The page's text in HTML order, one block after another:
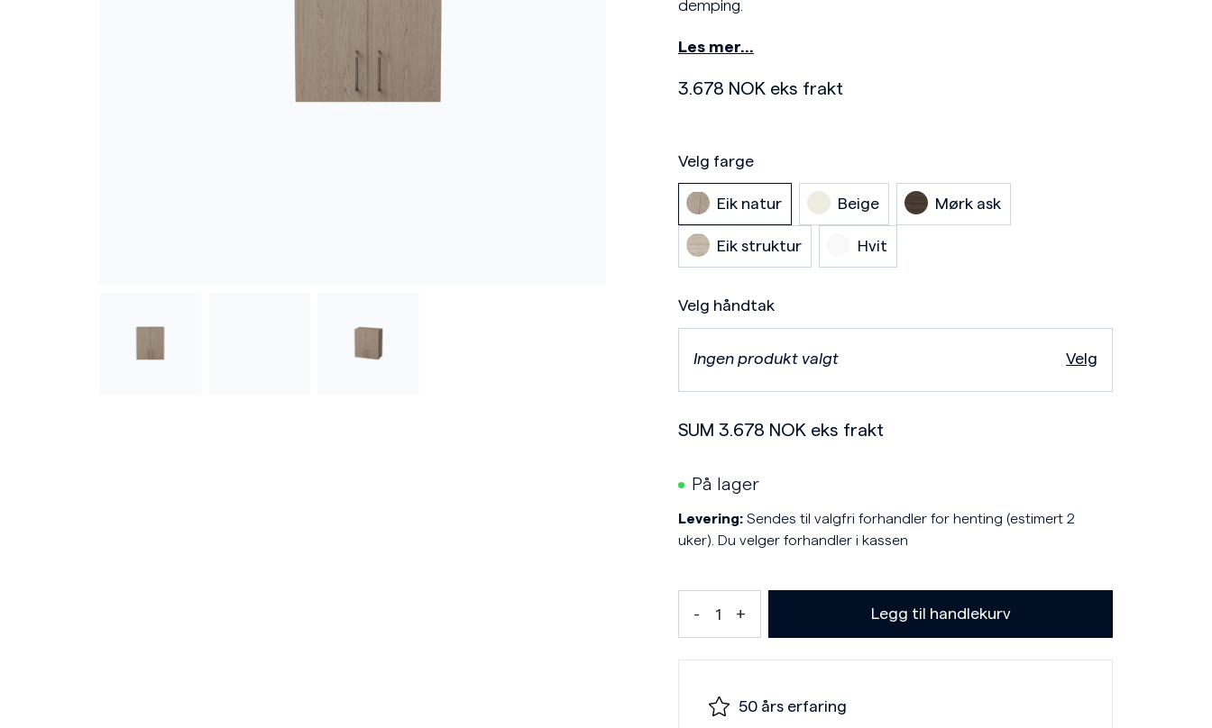
demping.
Les mer…
3.678 NOK eks frakt
Velg farge
Eik natur Beige Mørk ask
Eik struktur Hvit
Velg håndtak
Ingen produkt valgt Velg
SUM 3.678 NOK eks frakt
På lager
Levering: Sendes til valgfri forhandler for henting (estimert 2
uker). Du velger forhandler i kassen
Legg til handlekurv
50 års erfaring